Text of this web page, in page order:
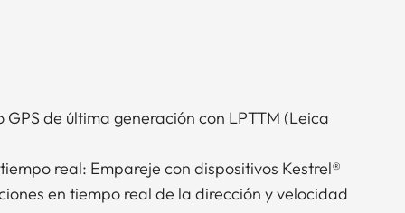
GPS de última generación con LPTTM (Leica
real: Empareje con dispositivos Kestrel®
en tiempo real de la dirección y velocidad